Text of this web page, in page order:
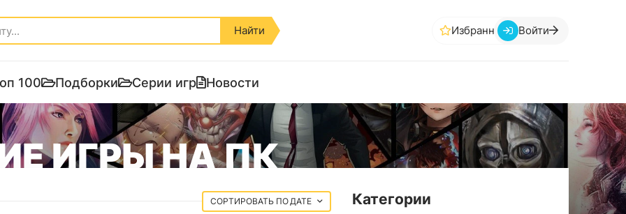
Найти Избранное Войти
100 Подборки Серии игр Новости
ИГРЫ НА ПК
ДАТЕ Категории